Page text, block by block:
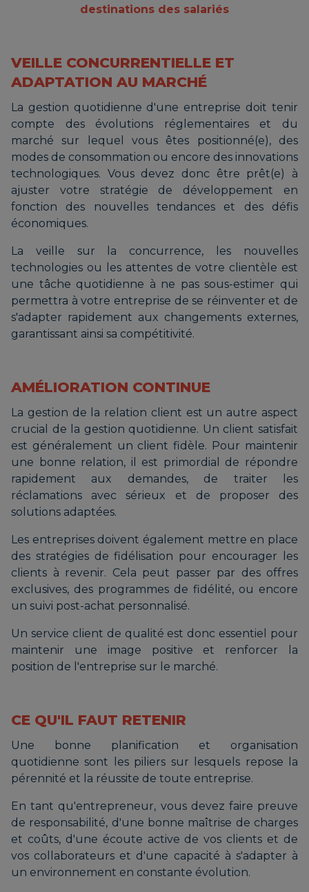
destinations des salariés
VEILLE CONCURRENTIELLE ET
ADAPTATION AU MARCHÉ
La gestion quotidienne d'une entreprise doit tenir
compte des évolutions réglementaires et du
marché sur lequel vous êtes positionné(e), des
modes de consommation ou encore des innovations
technologiques. Vous devez donc être prêt(e) à
ajuster votre stratégie de développement en
fonction des nouvelles tendances et des défis
économiques.
La veille sur la concurrence, les nouvelles
technologies ou les attentes de votre clientèle est
une tâche quotidienne à ne pas sous-estimer qui
permettra à votre entreprise de se réinventer et de
s'adapter rapidement aux changements externes,
garantissant ainsi sa compétitivité.
AMÉLIORATION CONTINUE
La gestion de la relation client est un autre aspect
crucial de la gestion quotidienne. Un client satisfait
est généralement un client fidèle. Pour maintenir
une bonne relation, il est primordial de répondre
rapidement aux demandes, de traiter les
réclamations avec sérieux et de proposer des
solutions adaptées.
Les entreprises doivent également mettre en place
des stratégies de fidélisation pour encourager les
clients à revenir. Cela peut passer par des offres
exclusives, des programmes de fidélité, ou encore
un suivi post-achat personnalisé.
Un service client de qualité est donc essentiel pour
maintenir une image positive et renforcer la
position de l'entreprise sur le marché.
CE QU'IL FAUT RETENIR
Une bonne planification et organisation
quotidienne sont les piliers sur lesquels repose la
pérennité et la réussite de toute entreprise.
En tant qu'entrepreneur, vous devez faire preuve
de responsabilité, d'une bonne maîtrise de charges
et coûts, d'une écoute active de vos clients et de
vos collaborateurs et d'une capacité à s'adapter à
un environnement en constante évolution.